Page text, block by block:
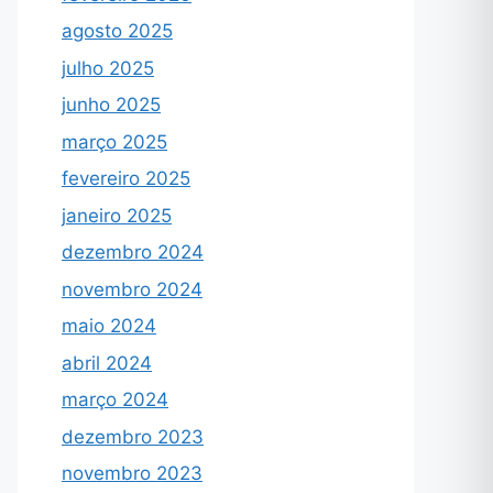
agosto 2025
julho 2025
junho 2025
março 2025
fevereiro 2025
janeiro 2025
dezembro 2024
novembro 2024
maio 2024
abril 2024
março 2024
dezembro 2023
novembro 2023